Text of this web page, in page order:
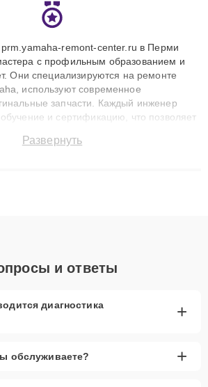
remont-center.ru в Перми
с профильным образованием и
Они специализируются на ремонте
используют современное
запчасти. Каждый инженер
и сертификацию, что позволяет
гарантии до 3 лет. Наши мастера
Развернуть
и ответы
диагностика
+
обслуживаете? +